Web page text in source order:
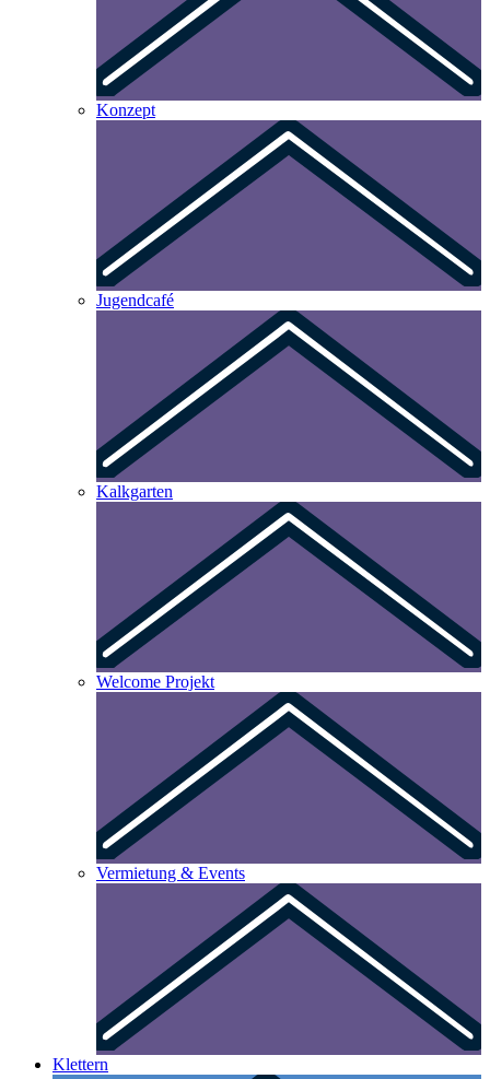
Konzept
Jugendcafé
Kalkgarten
Welcome Projekt
Vermietung & Events
Klettern